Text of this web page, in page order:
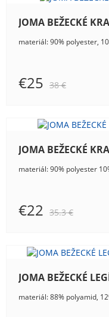
JOMA BEŽECKÉ
materiál: 90% polyester,
€25 38 €
JOMA BEŽECKÉ
materiál: 90% polyester
€22 35.3 €
materiál: 88% polyamid,